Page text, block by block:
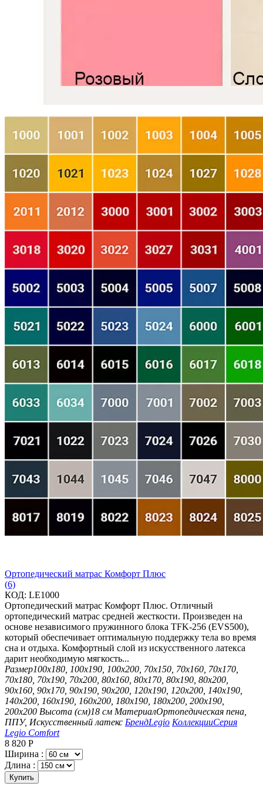
Ортопедический матрас Комфорт Плюс
(6)
КОД: LE1000
Ортопедический матрас Комфорт Плюс. Отличный
ортопедический матрас средней жесткости. Произведен на
основе независимого пружинного блока TFK-256 (EVS500),
который обеспечивает оптимальную поддержку тела во время
сна и отдыха. Комфортный слой из искусственного латекса
дарит необходимую мягкость...
Размер100х180, 100х190, 100х200, 70х150, 70х160, 70х170,
70х180, 70х190, 70х200, 80х160, 80х170, 80х190, 80х200,
90х160, 90х170, 90х190, 90х200, 120х190, 120х200, 140х190,
140х200, 160х190, 160х200, 180х190, 180х200, 200х190,
200х200 Высота (см)18 см МатериалОртопедическая пена,
ППУ, Искусственный латекс БрендLegio КоллекцииСерия
Legio Comfort
8 820 Р
Ширина :
Длина :
Купить